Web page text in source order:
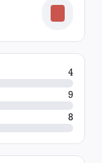
4
9
8